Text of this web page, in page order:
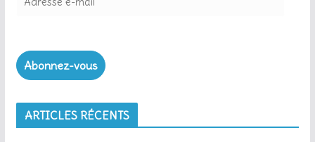
Abonnez-vous
ARTICLES RÉCENTS